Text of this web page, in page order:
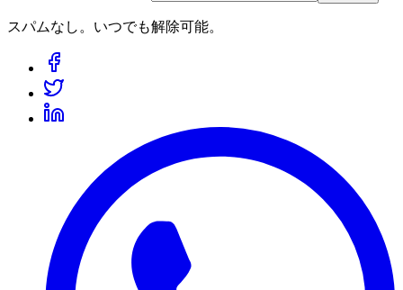
スパムなし。いつでも解除可能。